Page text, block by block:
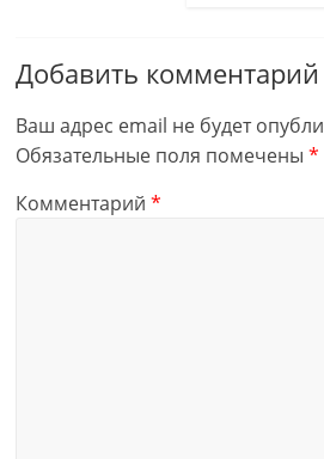
Добавить комментарий
Ваш адрес email не будет
Обязательные поля помечены*
Комментарий*